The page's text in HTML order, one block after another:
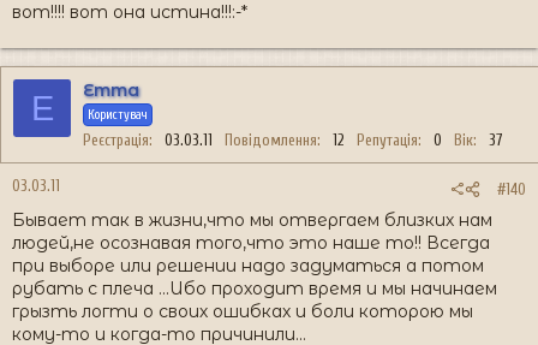
вот!!!! вот она истина!!!:-*
E Emma
Користувач
Реєстрація 03.03.11 Повідомлення 12 Репутація 0 Вік 37
03.03.11 #140
Бывает так в жизни,что мы отвергаем близких нам
людей,не осознавая того,что это наше то!! Всегда
при выборе или решении надо задуматься а потом
рубать с плеча ...Ибо проходит время и мы начинаем
грызть логти о своих ошибках и боли которою мы
кому-то и когда-то причинили...